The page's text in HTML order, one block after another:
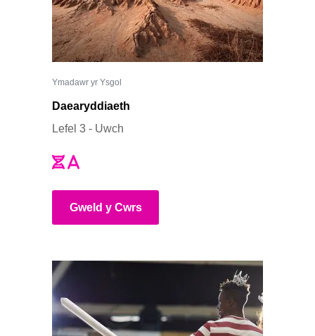
Ymadawr yr Ysgol
Daearyddiaeth
Lefel 3 - Uwch
Gweld y Cwrs